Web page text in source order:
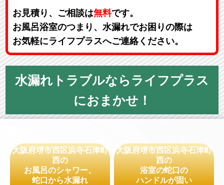
お見積り、ご相談は無料です。
お風呂浴室のつまり、水漏れでお困りの際は
お気軽にライフプラスへご連絡ください。
水漏れトラブルならライフプラス
におまかせ！
大阪府堺市西区浜寺石津町
西の
お風呂のシャワー、
蛇口から水漏れ
大阪府堺市西区浜寺石津町
西の
浴室の蛇口の
ハンドルが固い